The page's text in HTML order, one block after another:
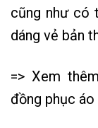
cũng như có
dáng vẻ bản
=> Xem
đồng phục áo